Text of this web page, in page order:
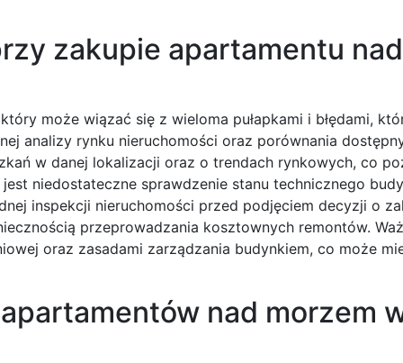
zakupie apartamentu nad
może wiązać się z wieloma pułapkami i błędami,
analizy rynku nieruchomości oraz porównania
w danej lokalizacji oraz o trendach rynkowych, co
niedostateczne sprawdzenie stanu technicznego
inspekcji nieruchomości przed podjęciem decyzji o
przeprowadzania kosztownych remontów.
oraz zasadami zarządzania budynkiem, co może
nad morzem